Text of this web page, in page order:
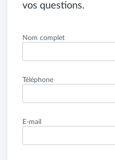
vos questions.
Nom complet
Téléphone
E-mail